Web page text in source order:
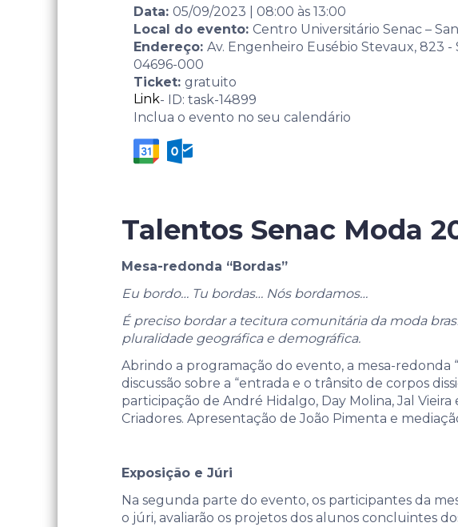
Data: 05/09/2023 08:00 às 13:00
Local do evento: Centro Universitário Senac –
Endereço: Av. Engenheiro Eusébio Stevaux, 823 -
04696-000
Ticket: gratuito
Link- ID: task-14899
Inclua o evento no seu calendário
Talentos Senac Moda
Mesa-redonda “Bordas”
Eu bordo… Tu bordas… Nós bordamos…
É preciso bordar a tecitura comunitária da moda
pluralidade geográfica e demográfica.
Abrindo a programação do evento, a mesa-redonda
discussão sobre a “entrada e o trânsito de corpos
participação de André Hidalgo, Day Molina, Jal
Criadores. Apresentação de João Pimenta e
Exposição e Júri
Na segunda parte do evento, os participantes da
o júri, avaliarão os projetos dos alunos concluintes